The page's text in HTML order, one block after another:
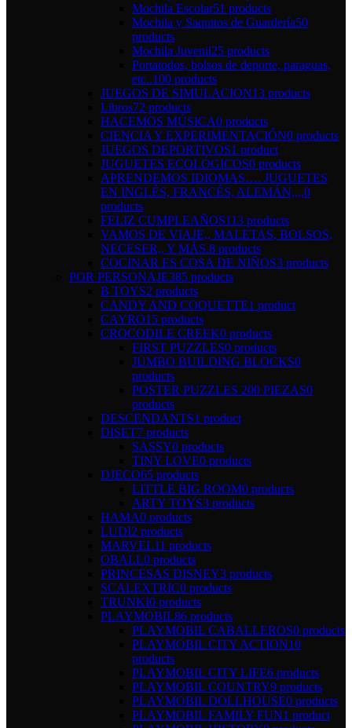
Mochila Escolar51 products
Mochila y Saquitos de Guardería50
products
Mochila Juvenil25 products
Portatodos, bolsos de deporte, paraguas,
etc..100 products
JUEGOS DE SIMULACION13 products
Libros72 products
HACEMOS MÚSICA0 products
CIENCIA Y EXPERIMENTACIÓN0 products
JUEGOS DEPORTIVOS1 product
JUGUETES ECOLÓGICOS0 products
APRENDEMOS IDIOMAS…. JUGUETES
EN INGLÉS, FRANCÉS, ALEMÁN,,,,0
products
FELIZ CUMPLEAÑOS113 products
VAMOS DE VIAJE,, MALETAS, BOLSOS,
NECESER,, Y MÁS.8 products
COCINAR ES COSA DE NIÑOS3 products
POR PERSONAJE385 products
B TOYS2 products
CANDY AND COQUETTE1 product
CAYRO15 products
CROCODILE CREEK0 products
FIRST PUZZLES0 products
JUMBO BUILDING BLOCKS0
products
POSTER PUZZLES 200 PIEZAS0
products
DESCENDANTS1 product
DISET7 products
SASSY0 products
TINY LOVE0 products
DJECO65 products
LITTLE BIG ROOM0 products
ARTY TOYS3 products
HAMA0 products
LUDI2 products
MARVEL11 products
OBALL0 products
PRINCESAS DISNEY3 products
SCALEXTRIC0 products
TRUNKI0 products
PLAYMOBIL86 products
PLAYMOBIL CABALLEROS0 products
PLAYMOBIL CITY ACTION10
products
PLAYMOBIL CITY LIFE6 products
PLAYMOBIL COUNTRY9 products
PLAYMOBIL DOLLHOUSE0 products
PLAYMOBIL FAMILY FUN1 product